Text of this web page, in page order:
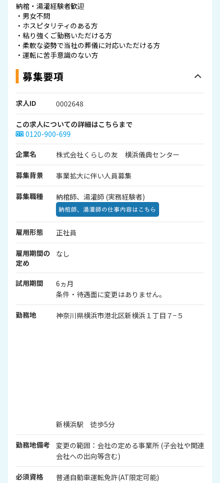
納棺・湯灌経験者歓迎
・男女不問
・ホスピタリティのある方
・粘り強くご勤務いただける方
・柔軟な姿勢で当社の葬儀に対応いただける方
・運転に苦手意識のない方
募集要項
求人ID 0002648
この求人についての詳細はこちらまで
0120-900-699
企業名 株式会社くらしの友 横浜儀典センター
募集背景 事業拡大に伴い人員募集
募集職種 納棺師、湯灌師 (実務経験者)
雇用形態 正社員
雇用期間の
定め
なし
試用期間
6ヵ月
条件・待遇面に変更はありません。
勤務地 神奈川県横浜市港北区新横浜１丁目７−５
新横浜駅 徒歩5分
勤務地備考
変更の範囲：会社の定める事業所 (子会社や関連
会社への出向等含む)
必須資格
普通自動車運転免許(AT限定可能)